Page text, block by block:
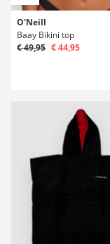
O'Neill
Baay Bikini top
€ 49,95 € 44,95